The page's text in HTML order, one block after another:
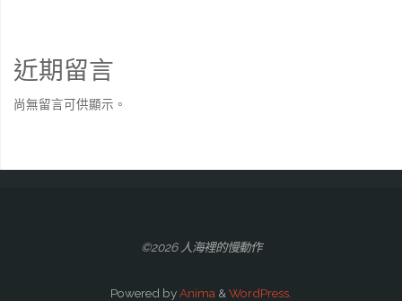
近期留言
尚無留言可供顯示。
©2026 人海裡的慢動作
Powered byAnima &WordPress.